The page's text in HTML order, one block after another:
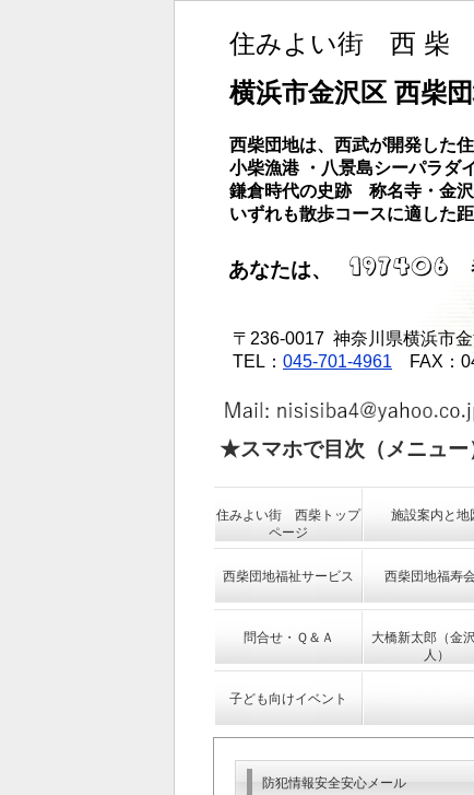
住みよい街 西 柴
横浜市金沢区 西柴
西柴団地は、西武が開発した
小柴漁港 ・八景島シーパラダ
鎌倉時代の史跡 称名寺・金
いずれも散歩コースに適した
あなたは、
〒236-0017 神奈川県横浜市
TEL： 045-701-4961 FAX：
★スマホで目次（メニュー
住みよい街 西柴トップ
ページ
施設案内と地
西柴団地福祉サービス 西柴団地福寿
問合せ・Ｑ＆Ａ
大橋新太郎（金
人）
子ども向けイベント
防犯情報安全安心メール